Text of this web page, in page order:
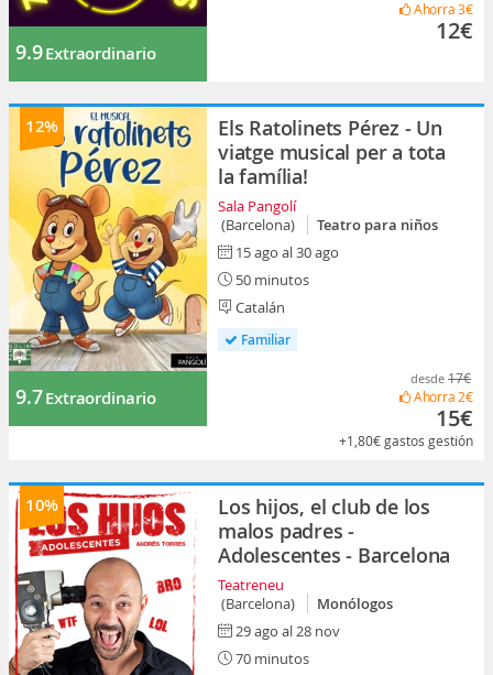
9.9Extraordinario
Ahorra3€
12€
12%
9.7Extraordinario
Els Ratolinets Pérez - Un
viatge musical per a tota
la família!
Sala Pangolí
(Barcelona)
Teatro para niños
15 ago al 30 ago
50 minutos
Catalán
Familiar
desde 17€
Ahorra 2€
15€
+1,80€gastos gestión
10%
Los hijos, el club de los
malos padres -
Adolescentes - Barcelona
Teatreneu
(Barcelona)
Monólogos
29 ago al 28 nov
70 minutos